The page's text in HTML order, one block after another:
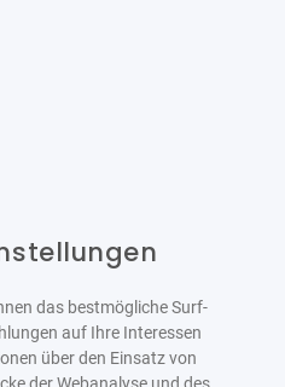
das bestmögliche Surf-
auf Ihre Interessen
über den Einsatz von
der Webanalyse und des